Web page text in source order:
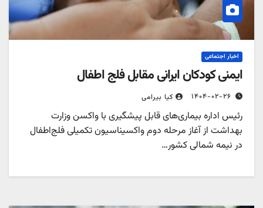
اخبار اجتماعی
ایمنی کودکان ایرانی مقابل فلج اطفال
۱۴۰۴-۰۲-۲۶ کیا بیرامی
رئیس اداره بیماری‌های قابل پیشگیری با واکسن وزارت
بهداشت از آغاز مرحله دوم واکسیناسیون تکمیلی فلج‌اطفال
در نیمه شمالی کشور…